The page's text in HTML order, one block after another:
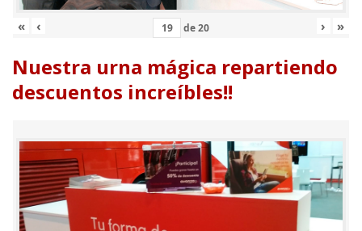
« ‹ de20 › »
Nuestra urna mágica repartiendo
descuentos increíbles!!